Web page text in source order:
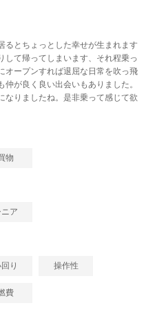
るとちょっとした幸せが生まれます
して帰ってしまいます、それ程乗っ
オープンすれば退屈な日常を吹っ飛
が良く良い出会いもありました。
なりましたね。是非乗って感じて欲
物
ニア
り 操作性
費